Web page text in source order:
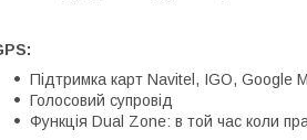
Підтримка карт Navitel, IGO, Google
Голосовий супровід
Функція Dual Zone: в той час коли